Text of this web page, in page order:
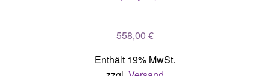
558,00 €
Enthält 19% MwSt.